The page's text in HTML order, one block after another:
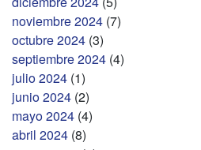
noviembre 2024 (7)
octubre 2024 (3)
septiembre 2024 (4)
julio 2024 (1)
junio 2024 (2)
mayo 2024 (4)
abril 2024 (8)